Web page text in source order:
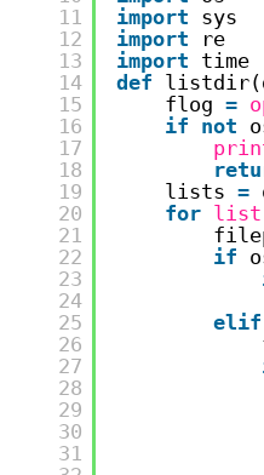
11
12
13
14
15
16
17
18
19
20
21
22
23
24
25
26
27
28
29
30
31
import sys
import
re
import time
def
flog =
if not
lists =
for list
if
elif